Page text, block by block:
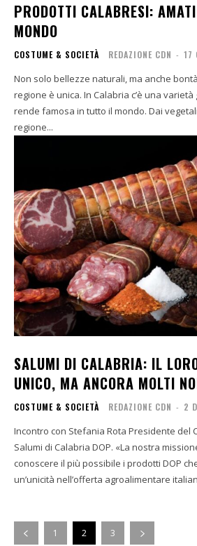
PRODOTTI CALABRESI:
MONDO
COSTUME & SOCIETÀ REDAZIONE CDN - 17
Non solo bellezze naturali, ma anche
regione è unica. In Calabria c’è una
rende famosa in tutto il mondo. Dai
regione...
SALUMI DI CALABRIA: IL
UNICO, MA ANCORA MOLTI
COSTUME & SOCIETÀ REDAZIONE CDN - 2
Incontro con Stefania Rota Presidente del
Salumi di Calabria DOP. «La nostra missione è quella di far
conoscere il più possibile i prodotti DOP
un’unicità nell’offerta agroalimentare
1 2 3